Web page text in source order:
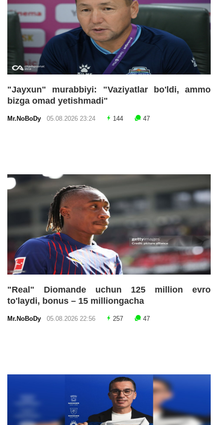
"Jayxun" murabbiyi: "Vaziyatlar bo'ldi, ammo
bizga omad yetishmadi"
Mr.NoBoDy 05.08.2026 23:24 144 47
"Real" Diomande uchun 125 million evro
to'laydi, bonus – 15 milliongacha
Mr.NoBoDy 05.08.2026 22:56 257 47